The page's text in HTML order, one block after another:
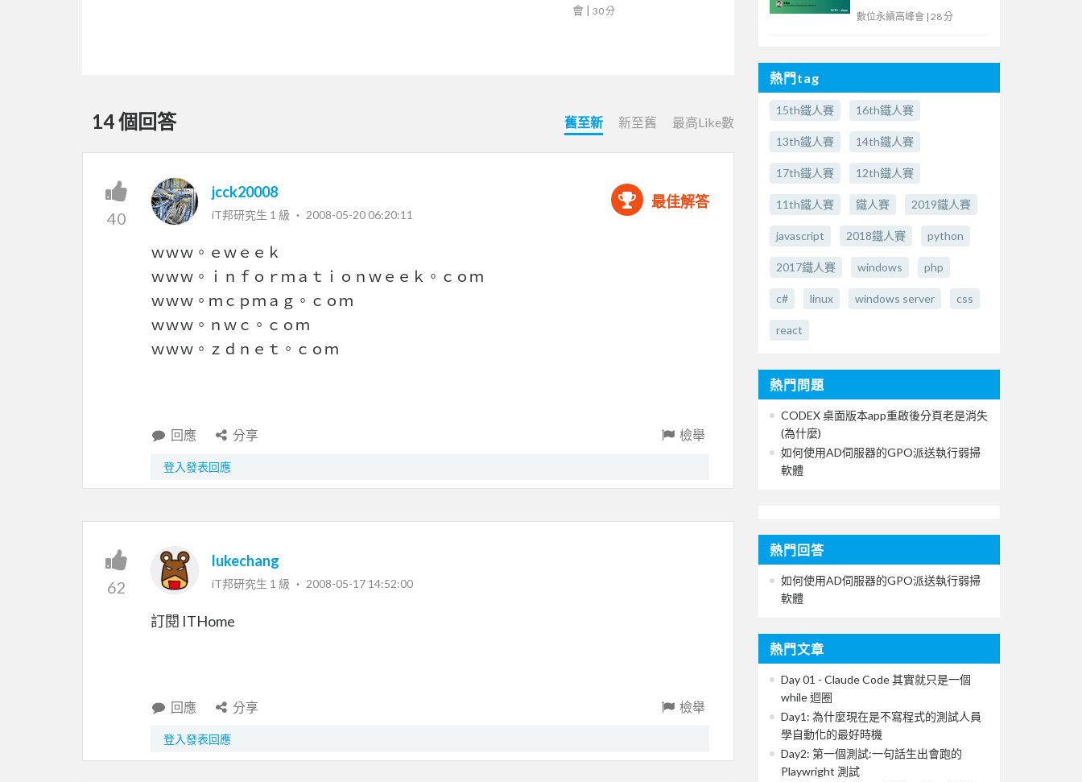
會 | 30 分
14 個回答 舊至新 新至舊 最高Like數
40
jcck20008
iT邦研究生 1 級 ‧ 2008-05-20 06:20:11
最佳解答
ｗｗｗ。ｅｗｅｅｋ
ｗｗｗ。ｉｎｆｏｒｍａｔｉｏｎｗｅｅｋ。ｃｏｍ
ｗｗｗ。ｍｃｐｍａｇ。ｃｏｍ
ｗｗｗ。ｎｗｃ。ｃｏｍ
ｗｗｗ。ｚｄｎｅｔ。ｃｏｍ
回應 分享 檢舉
登入發表回應
62
lukechang
iT邦研究生 1 級 ‧ 2008-05-17 14:52:00
訂閱 ITHome
回應 分享 檢舉
登入發表回應
數位永續高峰會 | 28 分
熱門tag
15th鐵人賽 16th鐵人賽
13th鐵人賽 14th鐵人賽
17th鐵人賽 12th鐵人賽
11th鐵人賽 鐵人賽 2019鐵人賽
javascript 2018鐵人賽 python
2017鐵人賽 windows php
c# linux windows server css
react
熱門問題
CODEX 桌面版本app重啟後分頁老是消失
(為什麼)
如何使用AD伺服器的GPO派送執行弱掃
軟體
熱門回答
如何使用AD伺服器的GPO派送執行弱掃
軟體
熱門文章
Day 01 - Claude Code 其實就只是一個
while 迴圈
Day1: 為什麼現在是不寫程式的測試人員
學自動化的最好時機
Day2: 第一個測試:一句話生出會跑的
Playwright 測試